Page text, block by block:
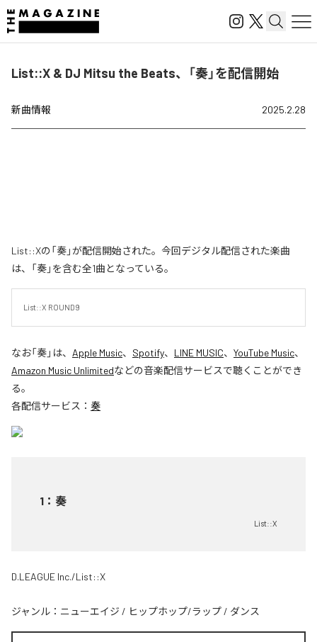
List::X & DJ Mitsu the Beats、「奏」を配信開始
新曲情報 2025.2.28
List::Xの「奏」が配信開始された。今回デジタル配信された楽曲
は、「奏」を含む全1曲となっている。
List::X ROUND9
なお「奏」は、 Apple Music、 Spotify、 LINE MUSIC、 YouTube Music、
Amazon Music Unlimitedなどの音楽配信サービスで聴くことができ
る。
各配信サービス： 奏
1 ： 奏
List::X
D.LEAGUE Inc./List::X
ジャンル： ニューエイジ / ヒップホップ/ラップ / ダンス